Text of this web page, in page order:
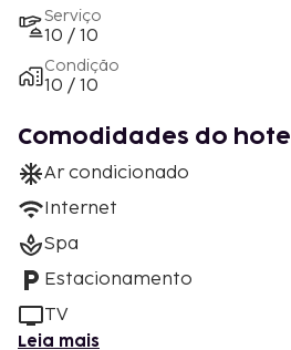
Serviço
10 / 10
Condição
10 / 10
Comodidades do hotel
Ar condicionado
Internet
Spa
Estacionamento
TV
Leia mais